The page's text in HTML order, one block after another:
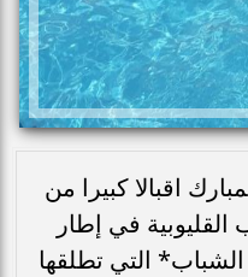
اقبالا كبيرا من
في إطار
التي تطلقها